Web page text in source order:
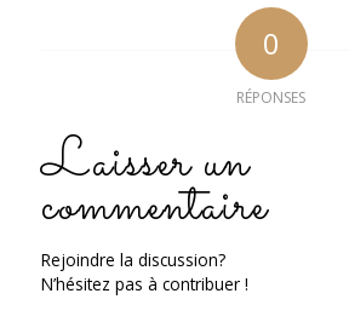
0
RÉPONSES
Laisser un
commentaire
Rejoindre la discussion?
N’hésitez pas à contribuer !